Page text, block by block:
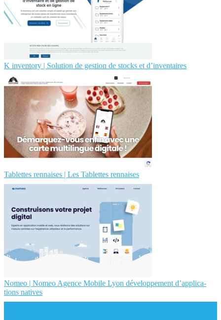
K inventory | Solution de gestion de stocks et d’inventaires
Tablettes rennaises | Les Tablettes rennaises
Nomeo | Nomeo Agence Mobile Lyon dévelop­pe­ment d’applica­
tions natives